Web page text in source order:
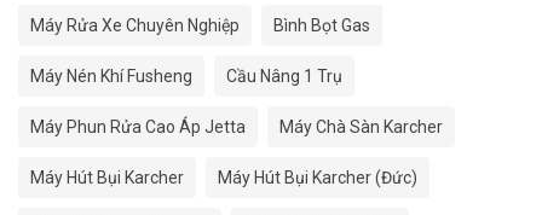
Máy Rửa Xe Chuyên Nghiệp Bình Bọt Gas
Máy Nén Khí Fusheng Cầu Nâng 1 Trụ
Máy Phun Rửa Cao Áp Jetta Máy Chà Sàn Karcher
Máy Hút Bụi Karcher Máy Hút Bụi Karcher (Đức)